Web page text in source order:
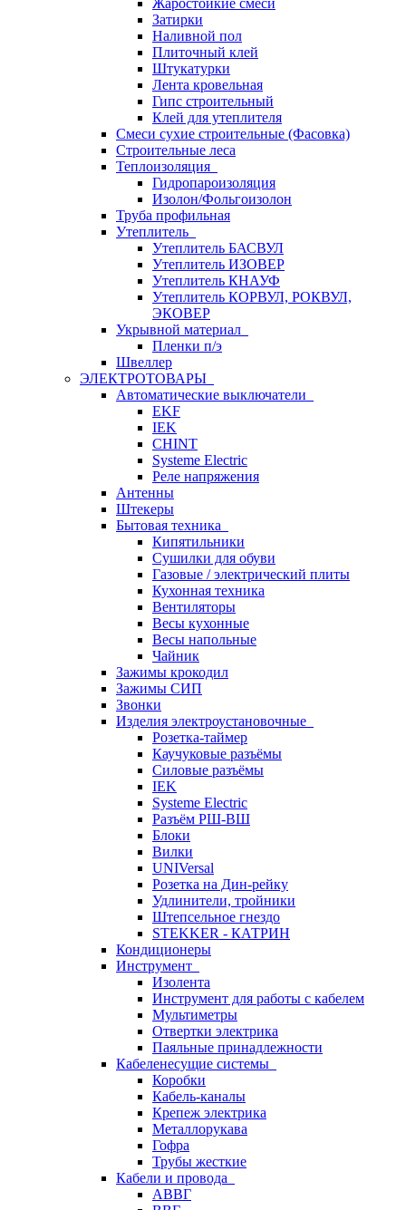
Жаростойкие смеси
Затирки
Наливной пол
Плиточный клей
Штукатурки
Лента кровельная
Гипс строительный
Клей для утеплителя
Смеси сухие строительные (Фасовка)
Строительные леса
Теплоизоляция
Гидропароизоляция
Изолон/Фольгоизолон
Труба профильная
Утеплитель
Утеплитель БАСВУЛ
Утеплитель ИЗОВЕР
Утеплитель КНАУФ
Утеплитель КОРВУЛ, РОКВУЛ,
ЭКОВЕР
Укрывной материал
Пленки п/э
Швеллер
ЭЛЕКТРОТОВАРЫ
Автоматические выключатели
EKF
IEK
CHINT
Systeme Electric
Реле напряжения
Антенны
Штекеры
Бытовая техника
Кипятильники
Сушилки для обуви
Газовые / электрический плиты
Кухонная техника
Вентиляторы
Весы кухонные
Весы напольные
Чайник
Зажимы крокодил
Зажимы СИП
Звонки
Изделия электроустановочные
Розетка-таймер
Каучуковые разъёмы
Силовые разъёмы
IEK
Systeme Electric
Разъём РШ-ВШ
Блоки
Вилки
UNIVersal
Розетка на Дин-рейку
Удлинители, тройники
Штепсельное гнездо
STEKKER - КАТРИН
Кондиционеры
Инструмент
Изолента
Инструмент для работы с кабелем
Мультиметры
Отвертки электрика
Паяльные принадлежности
Кабеленесущие системы
Коробки
Кабель-каналы
Крепеж электрика
Металлорукава
Гофра
Трубы жесткие
Кабели и провода
АВВГ